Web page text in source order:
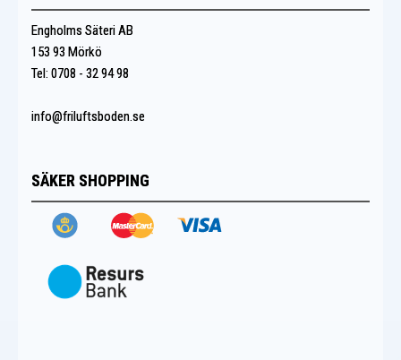
Engholms Säteri AB
153 93 Mörkö
Tel: 0708 - 32 94 98
info@friluftsboden.se
SÄKER SHOPPING